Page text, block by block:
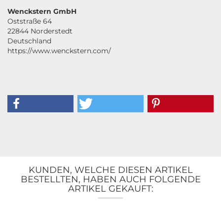
Wenckstern GmbH
Oststraße 64
22844 Norderstedt
Deutschland
https://www.wenckstern.com/
KUNDEN, WELCHE DIESEN ARTIKEL
BESTELLTEN, HABEN AUCH FOLGENDE
ARTIKEL GEKAUFT: